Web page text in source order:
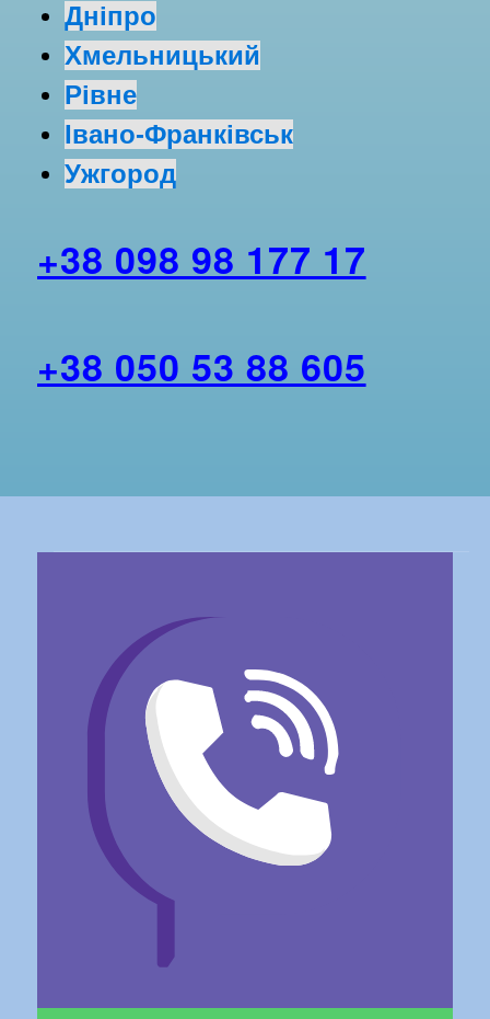
Дніпро
Хмельницький
Рівне
Івано-Франківськ
Ужгород
+38 098 98 177 17
+38 050 53 88 605